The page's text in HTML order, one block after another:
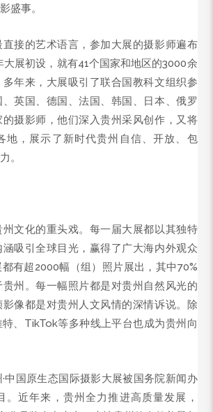
盛事。
接的艺术语言，参加大展的摄影师遍布
展初设，就有41个国家和地区的3000余
年来，大展吸引了联合国教科文组织参
英国、德国、法国、韩国、日本、俄罗
摄影师，他们深入贵州采风创作，又将
地，展示了新时代贵州自信、开放、包
。
文化的重头戏。每一届大展都以其独特
吸引全球目光，赢得了广大海内外观众
有超2000幅（组）照片展出，其中70%
州。每一幅照片都是对贵州自然风光的
像都是对贵州人文风情的深情诉说。除
、TikTok等多种线上平台也成为贵州向
中国原生态国际摄影大展被国务院新闻办
。近年来，贵州全力推进高质量发展，